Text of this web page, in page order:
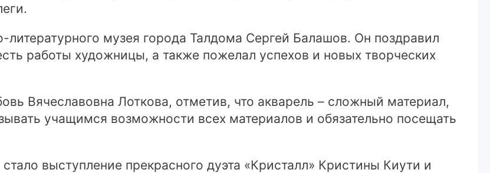
литературного музея города Талдома Сергей Балашов. Он поздравил
работы художницы, а также пожелал успехов и новых творческих
Вячеславовна Лоткова, отметив, что акварель – сложный материал,
учащимся возможности всех материалов и обязательно посещать
выступление прекрасного дуэта «Кристалл» Кристины Киути и